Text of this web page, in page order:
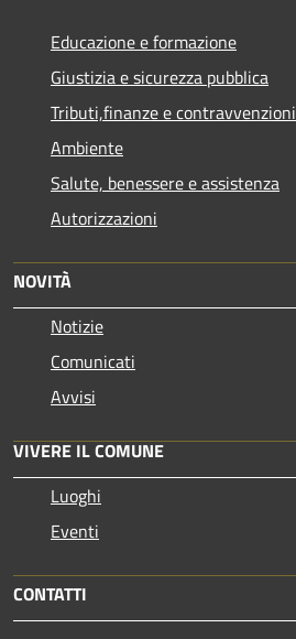
Educazione e formazione
Giustizia e sicurezza pubblica
Tributi,finanze e contravvenzioni
Ambiente
Salute, benessere e assistenza
Autorizzazioni
NOVITÀ
Notizie
Comunicati
Avvisi
VIVERE IL COMUNE
Luoghi
Eventi
CONTATTI